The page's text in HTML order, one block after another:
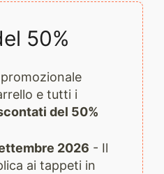
50%
e tutti i
del 50%
2026 - Il
ai tappeti in